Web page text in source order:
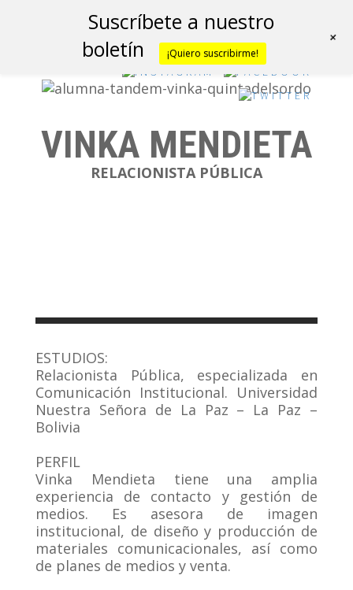
VINKA MENDIETA
RELACIONISTA PÚBLICA
ESTUDIOS:
Relacionista Pública, especializada en
Comunicación Institucional. Universidad
Nuestra Señora de La Paz – La Paz –
Bolivia
PERFIL
Vinka Mendieta tiene una amplia
experiencia de contacto y gestión de
medios. Es asesora de imagen
institucional, de diseño y producción de
materiales comunicacionales, así como
de planes de medios y venta.
Suscríbete a nuestro
boletín
¡Quiero suscribirme!
+